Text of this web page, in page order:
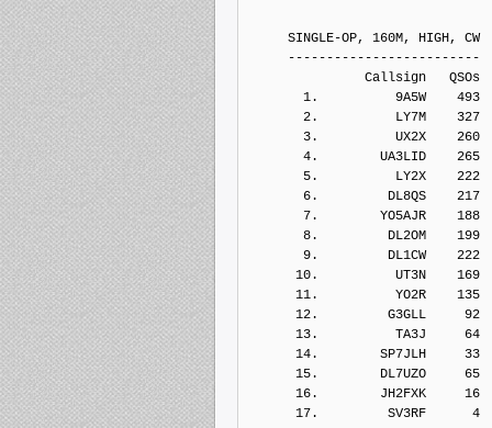
SINGLE-OP, 160M, HIGH, CW
-------------------------
Callsign   QSOs  Points
1.          9A5W    493
2.          LY7M    327
3.          UX2X    260
4.        UA3LID    265
5.          LY2X    222
6.         DL8QS    217
7.        YO5AJR    188
8.         DL2OM    199
9.         DL1CW    222
10.          UT3N    169
11.          YO2R    135
12.         G3GLL     92
13.          TA3J     64
14.        SP7JLH     33
15.        DL7UZO     65
16.        JH2FXK     16
17.         SV3RF      4